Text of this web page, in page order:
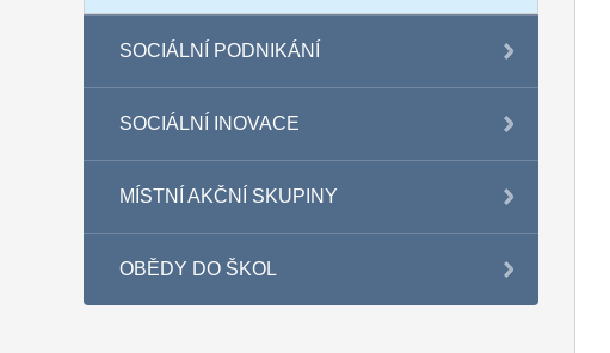
SOCIÁLNÍ PODNIKÁNÍ
SOCIÁLNÍ INOVACE
MÍSTNÍ AKČNÍ SKUPINY
OBĚDY DO ŠKOL